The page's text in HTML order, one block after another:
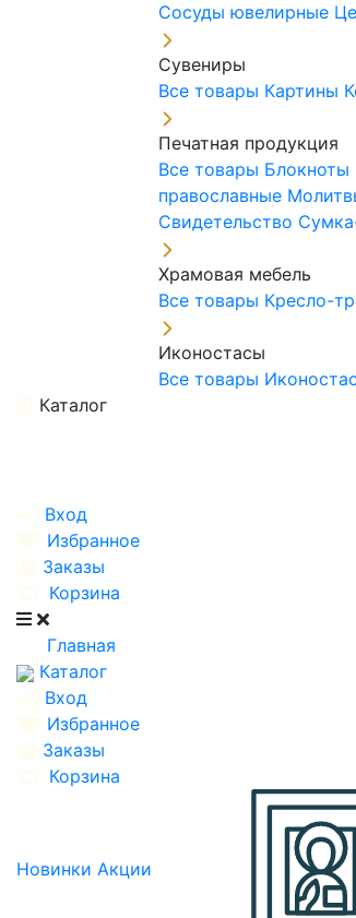
Сосуды ювелирные
Сувениры
Все товары Картины
Печатная продукция
Все товары Блокноты
православные
Свидетельство
Храмовая мебель
Все товары Кресло-
Иконостасы
Все товары
Каталог
Вход
Избранное
Заказы
Корзина
Главная
Каталог
Вход
Избранное
Заказы
Корзина
Новинки Акции